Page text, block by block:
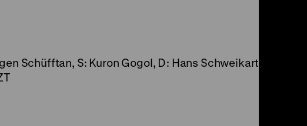
Schüfftan, S: Kuron Gogol, D: Hans Schweikart, Olek